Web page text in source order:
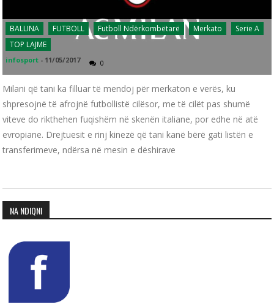
BALLINA FUTBOLL Futboll Ndërkombëtarë Merkato
Serie A
TOP LAJME
infosport - 11/05/2017 0
Milani që tani ka filluar të mendoj për merkaton e verës, ku
shpresojnë të afrojnë futbollistë cilësor, me të cilët pas shumë
viteve do rikthehen fuqishëm në skenën italiane, por edhe në atë
evropiane. Drejtuesit e rinj kinezë që tani kanë bërë gati listën e
transferimeve, ndërsa në mesin e dëshirave
NA NDIQNI